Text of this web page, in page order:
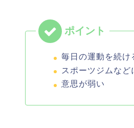
毎日の運動を続け
スポーツジムな
意思が弱い